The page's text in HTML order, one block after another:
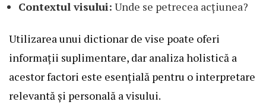
Contextul visului: Unde se petrecea acțiunea?
Utilizarea unui dictionar de vise poate oferi
informații suplimentare, dar analiza holistică a
acestor factori este esențială pentru o interpretare
relevantă și personală a visului.